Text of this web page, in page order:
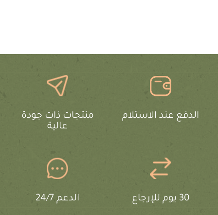
منتجات ذات جودة
عالية
الدفع عند الاستلام
الدعم 24/7 30 يوم للإرجاع